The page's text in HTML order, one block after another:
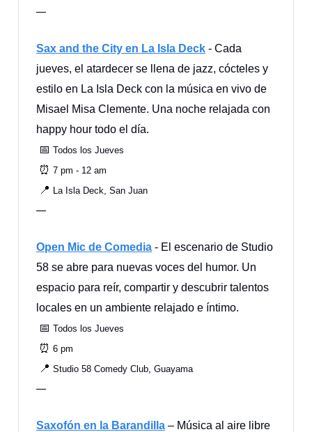
—
Sax and the City en La Isla Deck - Cada
jueves, el atardecer se llena de jazz, cócteles y
estilo en La Isla Deck con la música en vivo de
Misael Misa Clemente. Una noche relajada con
happy hour todo el día.
📅 Todos los Jueves
⏰ 7 pm - 12 am
📍 La Isla Deck, San Juan
—
Open Mic de Comedia - El escenario de Studio
58 se abre para nuevas voces del humor. Un
espacio para reír, compartir y descubrir talentos
locales en un ambiente relajado e íntimo.
📅 Todos los Jueves
⏰ 6 pm
📍 Studio 58 Comedy Club, Guayama
—
Saxofón en la Barandilla – Música al aire libre